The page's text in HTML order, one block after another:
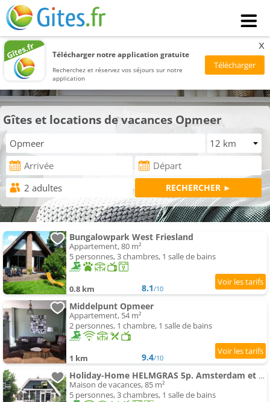
Télécharger notre application gratuite
Recherchez et réservez vos séjours sur notre
application
x
Gîtes et locations de vacances Opmeer
Bungalowpark West Friesland
Appartement, 80 m²
5 personnes, 3 chambres, 1 salle de bains
0.8 km 8.1/10
Middelpunt Opmeer
Appartement, 54 m²
2 personnes, 1 chambre, 1 salle de bains
1 km 9.4/10
Holiday-Home HELMGRAS 5p. Amsterdam et the plage
Maison de vacances, 85 m²
5 personnes, 3 chambres, 1 salle de bains